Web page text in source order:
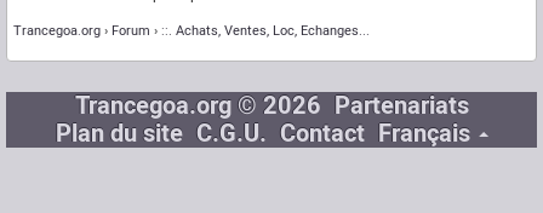
Trancegoa.org Forum ::. Achats, Ventes, Loc, Echanges...
Trancegoa.org © 2026 Partenariats
Plan du site C.G.U. Contact Français